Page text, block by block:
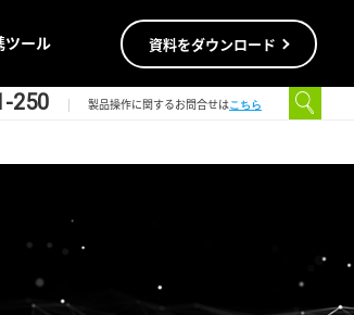
250 製品操作に関するお問合せは こちら
ツール 資料をダウンロード